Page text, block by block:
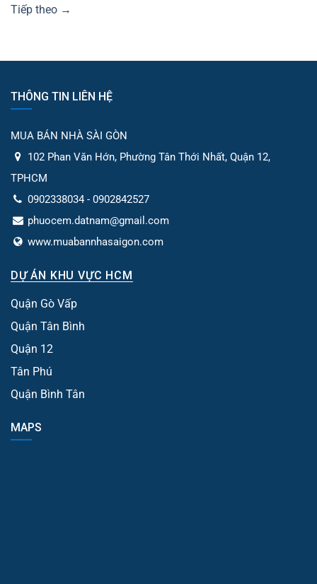
Tiếp theo →
THÔNG TIN LIÊN HỆ
MUA BÁN NHÀ SÀI GÒN
102 Phan Văn Hớn, Phường Tân Thới Nhất, Quận 12,
TPHCM
0902338034 - 0902842527
phuocem.datnam@gmail.com
www.muabannhasaigon.com
DỰ ÁN KHU VỰC HCM
Quận Gò Vấp
Quận Tân Bình
Quận 12
Tân Phú
Quận Bình Tân
MAPS